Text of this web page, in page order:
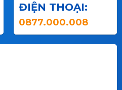
ĐIỆN THOẠI:
0877.000.008